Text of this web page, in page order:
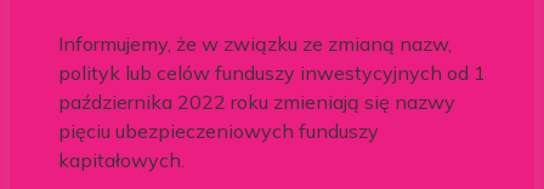
Informujemy, że w związku ze zmianą nazw,
polityk lub celów funduszy inwestycyjnych od 1
października 2022 roku zmieniają się nazwy
pięciu ubezpieczeniowych funduszy
kapitałowych.